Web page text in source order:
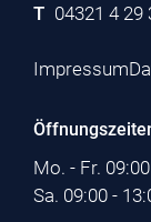
T 04321 4 29
Impressum
Mo. - Fr.
Sa. 09:00 -